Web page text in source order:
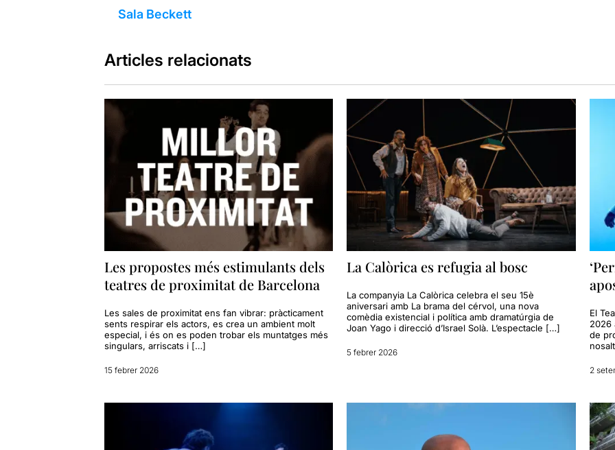
Sala Beckett
Articles relacionats
Les propostes més estimulants dels
teatres de proximitat de Barcelona
Les sales de proximitat ens fan vibrar: pràcticament
sents respirar els actors, es crea un ambient molt
especial, i és on es poden trobar els muntatges més
singulars, arriscats i […]
15 febrer 2026
La Calòrica es refugia al bosc
La companyia La Calòrica celebra el seu 15è
aniversari amb La brama del cérvol, una nova
comèdia existencial i política amb dramatúrgia de
Joan Yago i direcció d’Israel Solà. L’espectacle […]
5 febrer 2026
El
2026
de
2